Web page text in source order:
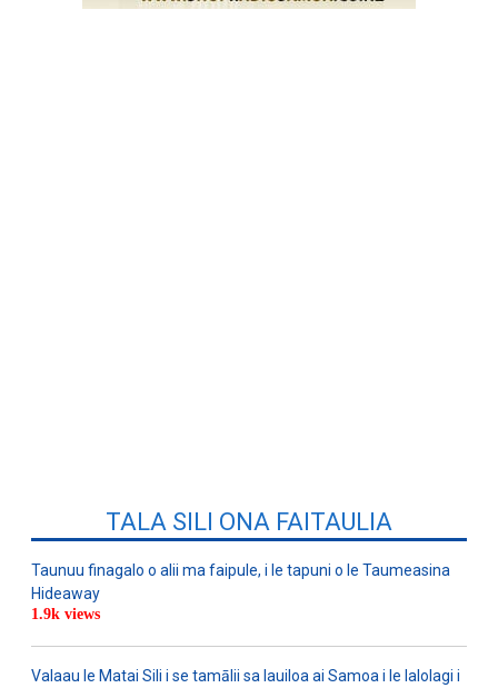
TALA SILI ONA FAITAULIA
Taunuu finagalo o alii ma faipule, i le tapuni o le Taumeasina
Hideaway
1.9k views
Valaau le Matai Sili i se tamālii sa lauiloa ai Samoa i le lalolagi i